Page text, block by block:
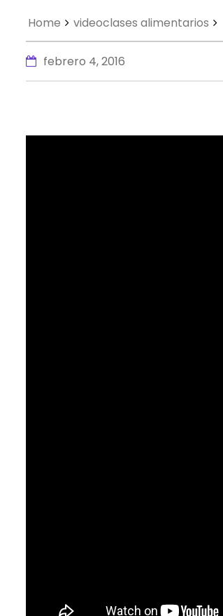
Home videoclases alimentarios
febrero 4, 2016